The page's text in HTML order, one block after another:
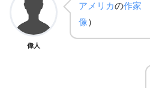
偉人
アメリカの作家
像）